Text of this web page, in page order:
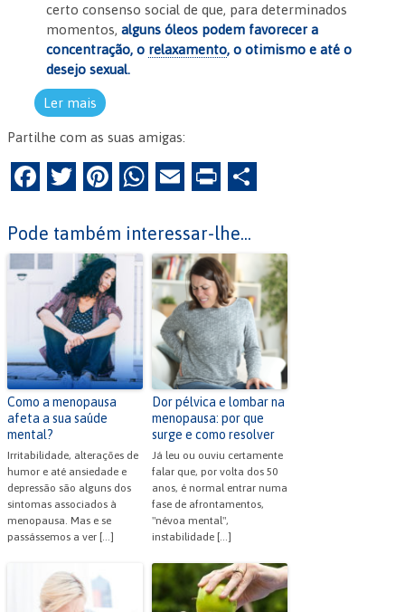
certo consenso social de que, para determinados
momentos,alguns óleos podem favorecer a
concentração, o relaxamento, o otimismo e até o
desejo sexual.
Ler mais
Partilhe com as suas amigas:
F
c
e
b
o
o
k
T
itt
er
Pi
er
es
t
W
at
s
A
p
p
E
ai
l
Pr
tF
ri
e
n
dl
y
h
ar
Pode também interessar-lhe...
Como a menopausa
afeta a sua saúde
mental?
Irritabilidade, alterações de
humor e até ansiedade e
depressão são alguns dos
sintomas associados à
menopausa. Mas e se
passássemos a ver […]
Dor pélvica e lombar na
menopausa: por que
surge e como resolver
Já leu ou ouviu certamente
falar que, por volta dos 50
anos, é normal entrar numa
fase de afrontamentos,
"névoa mental",
instabilidade […]